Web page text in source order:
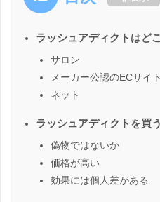
ラッシュアディクトはど
サロン
メーカー公認のECサイト
ネット
ラッシュアディクトを買
偽物ではないか
価格が高い
効果には個人差がある